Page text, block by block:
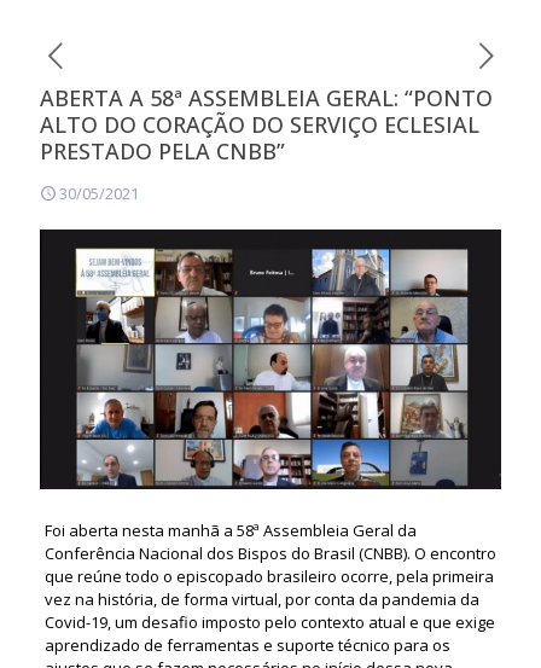
ABERTA A 58ª ASSEMBLEIA GERAL: “PONTO
ALTO DO CORAÇÃO DO SERVIÇO ECLESIAL
PRESTADO PELA CNBB”
30/05/2021
Foi aberta nesta manhã a 58ª Assembleia Geral da
Conferência Nacional dos Bispos do Brasil (CNBB). O encontro
que reúne todo o episcopado brasileiro ocorre, pela primeira
vez na história, de forma virtual, por conta da pandemia da
Covid-19, um desafio imposto pelo contexto atual e que exige
aprendizado de ferramentas e suporte técnico para os